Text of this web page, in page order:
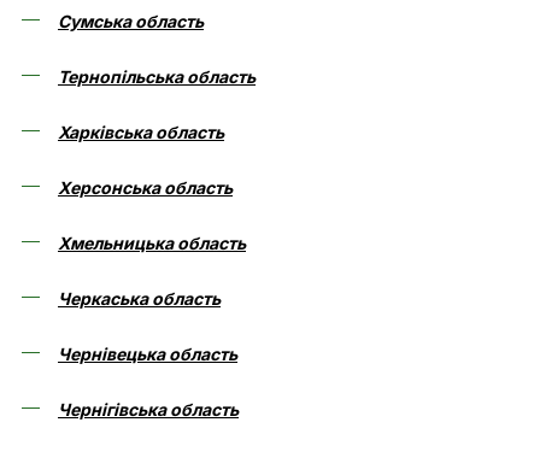
Сумська область
Тернопільська область
Харківська область
Херсонська область
Хмельницька область
Черкаська область
Чернівецька область
Чернігівська область